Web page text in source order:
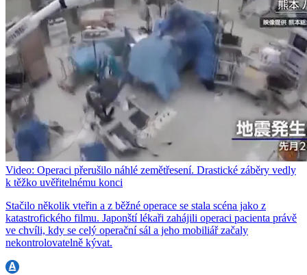
Video: Operaci přerušilo náhlé zemětřesení. Drastické záběry vedly
k těžko uvěřitelnému konci
Stačilo několik vteřin a z běžné operace se stala scéna jako z
katastrofického filmu. Japonští lékaři zahájili operaci pacienta právě
ve chvíli, kdy se celý operační sál a jeho mobiliář začaly
nekontrolovatelně kývat.